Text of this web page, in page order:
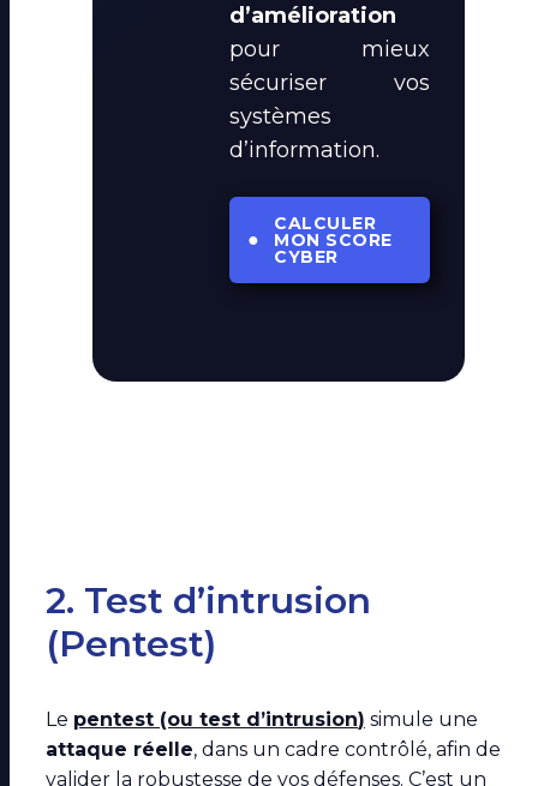
d’amélioration
pour mieux
sécuriser vos
systèmes
d’information.
●
CALCULER
MON SCORE
CYBER
2. Test d’intrusion
(Pentest)
Le pentest (ou test d’intrusion) simule une
attaque réelle, dans un cadre contrôlé, afin de
valider la robustesse de vos défenses. C’est un